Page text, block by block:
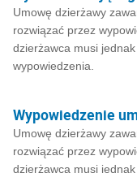
Umowę dzierżawy
rozwiązać przez
dzierżawca musi
wypowiedzenia.
Wypowiedzenie
Umowę dzierżawy
rozwiązać przez
dzierżawca musi